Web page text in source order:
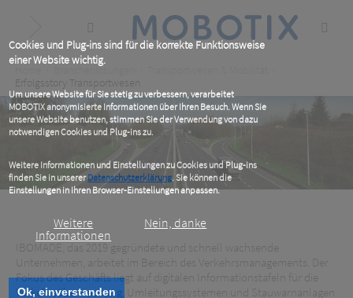
Cookies und Plug-ins sind für die korrekte Funktionsweise
einer Website wichtig.
Um unsere Website für Sie stetig zu verbessern, verarbeitet
MOBOTIX anonymisierte Informationen über Ihren Besuch. Wenn Sie
unsere Website benutzen, stimmen Sie der Verwendung von dazu
notwendigen Cookies und Plug-ins zu.
Weitere Informationen und Einstellungen zu Cookies und Plug-ins
finden Sie in unsererDatenschutzerklärung. Sie können die
Einstellungen in Ihren Browser-Einstellungen anpassen.
Weitere
Informationen
Nein, danke
Ok, einverstanden
content
BreadcrumbBranchenlösungen
Erfolgsstory Transportwesen
IBOMADE
IBOMADE, das 2019 gegründete und schnell wachsende
Unternehmen, arbeitet im Bereich des Verkehrsmanagements. Der
Fokus des Geschäfts liegt auf digitalen Informationstafeln für die
Verkehrsüberwachung, Umleitungssystemen und Stauwarnanlagen.